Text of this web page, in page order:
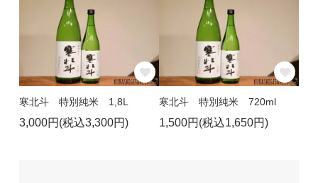
寒北斗 特別純米 1,8L
3,000円(税込3,300円)
寒北斗 特別純米 720ml
1,500円(税込1,650円)